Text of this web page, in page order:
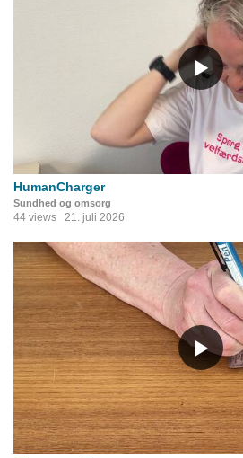
HumanCharger
Sundhed og omsorg
44 views 21. juli 2026